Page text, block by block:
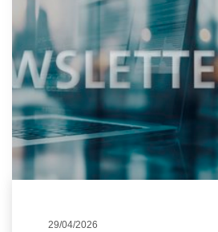
29/04/2026